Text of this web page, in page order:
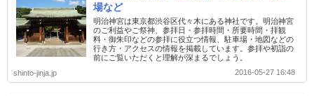
場など
明治神宮は東京都渋谷区代々木にある神社です。明治神宮
のご利益やご祭神、参拝日・参拝時間・所要時間・拝観
料・御朱印などの参拝に役立つ情報、駐車場・地図などの
行き方・アクセスの情報を掲載しています。参拝や初詣の
前にご覧いただくと理解が深まるでしょう。
shinto-jinja.jp
2016-05-27 16:48